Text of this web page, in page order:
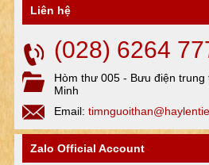
Liên hệ
(028) 6264
Hòm thư 005 - Bưu điện
Minh
Email:
Zalo Official Account